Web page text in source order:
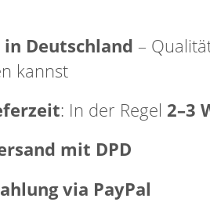
Deutschland –
kannst
: In der Regel 2–3
mit DPD
via PayPal